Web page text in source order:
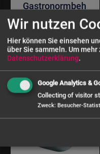
Gastronormbeh
älter
Polycarbonat
1/6 GN 65 - 150
mm tief
Wir nutzen
Hier können Sie einsehen
über Sie sammeln. Um mehr
Datenschutzerklärung.
Google Analytics &
Collecting of visitor
Zweck: Besucher-